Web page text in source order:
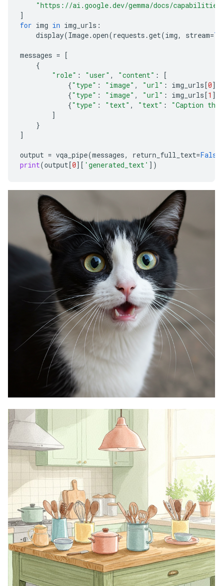
"https://ai.google.dev/gemma/docs/
]
for img in img_urls :
display(Image.open(requests .get(img, stream=
messages = [
{
"role" : "user" , "content" :
[
{"type" : "image" , "url" : img_urls[0
{"type" : "image" , "url" : img_urls[1
{"type" : "text" , "text" :
"Caption
]
}
]
output = vqa_pipe(messages, return_full_text=False
print(output[0][ 'generated_text' ])